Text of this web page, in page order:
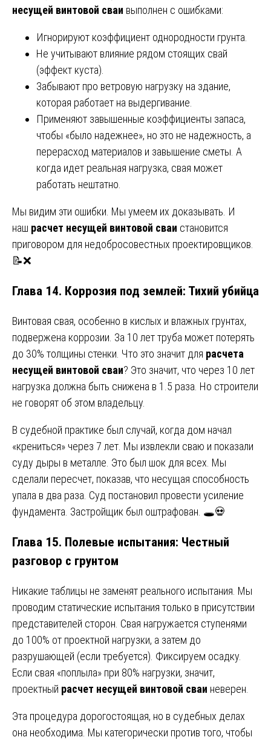
несущей винтовой сваи выполнен с ошибками:
Игнорируют коэффициент однородности грунта.
Не учитывают влияние рядом стоящих свай
(эффект куста).
Забывают про ветровую нагрузку на здание,
которая работает на выдергивание.
Применяют завышенные коэффициенты запаса,
чтобы «было надежнее», но это не надежность, а
перерасход материалов и завышение сметы. А
когда идет реальная нагрузка, свая может
работать нештатно.
Мы видим эти ошибки. Мы умеем их доказывать. И
наш расчет несущей винтовой сваи становится
приговором для недобросовестных проектировщиков.
📝❌
Глава 14. Коррозия под землей: Тихий убийца
Винтовая свая, особенно в кислых и влажных грунтах,
подвержена коррозии. За 10 лет труба может потерять
до 30% толщины стенки. Что это значит для расчета
несущей винтовой сваи? Это значит, что через 10 лет
нагрузка должна быть снижена в 1.5 раза. Но строители
не говорят об этом владельцу.
В судебной практике был случай, когда дом начал
«крениться» через 7 лет. Мы извлекли сваю и показали
суду дыры в металле. Это был шок для всех. Мы
сделали пересчет, показав, что несущая способность
упала в два раза. Суд постановил провести усиление
фундамента. Застройщик был оштрафован. 🕳️💀
Глава 15. Полевые испытания: Честный
разговор с грунтом
Никакие таблицы не заменят реального испытания. Мы
проводим статические испытания только в присутствии
представителей сторон. Свая нагружается ступенями
до 100% от проектной нагрузки, а затем до
разрушающей (если требуется). Фиксируем осадку.
Если свая «поплыла» при 80% нагрузки, значит,
проектный расчет несущей винтовой сваи неверен.
Эта процедура дорогостоящая, но в судебных делах
она необходима. Мы категорически против того, чтобы